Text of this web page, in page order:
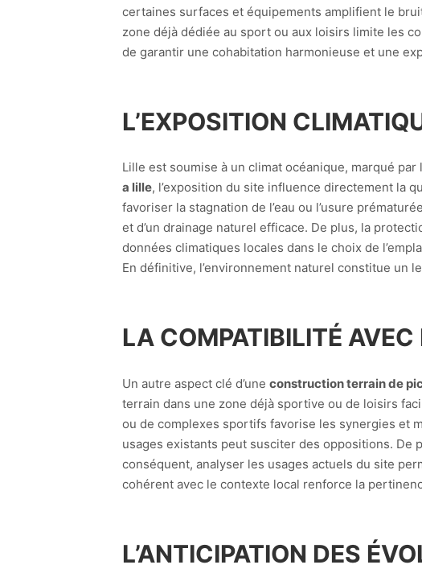
certaines surfaces et équipements amplifient le
zone déjà dédiée au sport ou aux loisirs limite les
de garantir une cohabitation harmonieuse et une
L’EXPOSITION
Lille est soumise à un climat océanique, marqué
a lille, l’exposition du site influence directement la
favoriser la stagnation de l’eau ou l’usure
et d’un drainage naturel efficace. De plus, la
données climatiques locales dans le choix de
En définitive, l’environnement naturel constitue un
LA COMPATIBILITÉ
Un autre aspect clé d’une construction terrain de
terrain dans une zone déjà sportive ou de loisirs
ou de complexes sportifs favorise les synergies et
usages existants peut susciter des oppositions. De
conséquent, analyser les usages actuels du site
cohérent avec le contexte local renforce la
L’ANTICIPATION DES